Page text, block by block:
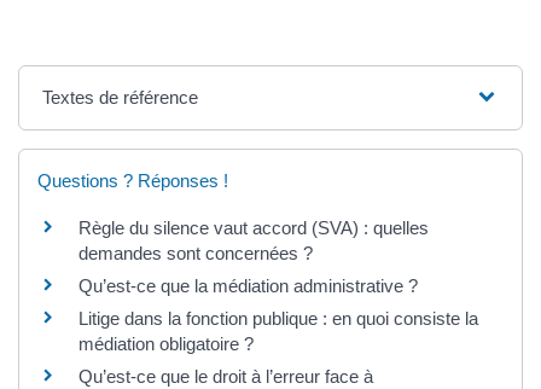
Textes de référence
Questions ? Réponses !
Règle du silence vaut accord (SVA) : quelles
demandes sont concernées ?
Qu’est-ce que la médiation administrative ?
Litige dans la fonction publique : en quoi consiste la
médiation obligatoire ?
Qu’est-ce que le droit à l’erreur face à